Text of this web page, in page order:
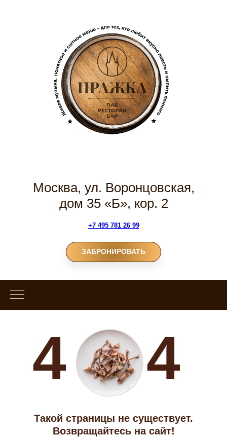
Москва, ул. Воронцовская,
дом 35 «Б», кор. 2
+7 495 781 26 99
ЗАБРОНИРОВАТЬ
4 4
Такой страницы не существует.
Возвращайтесь на сайт!